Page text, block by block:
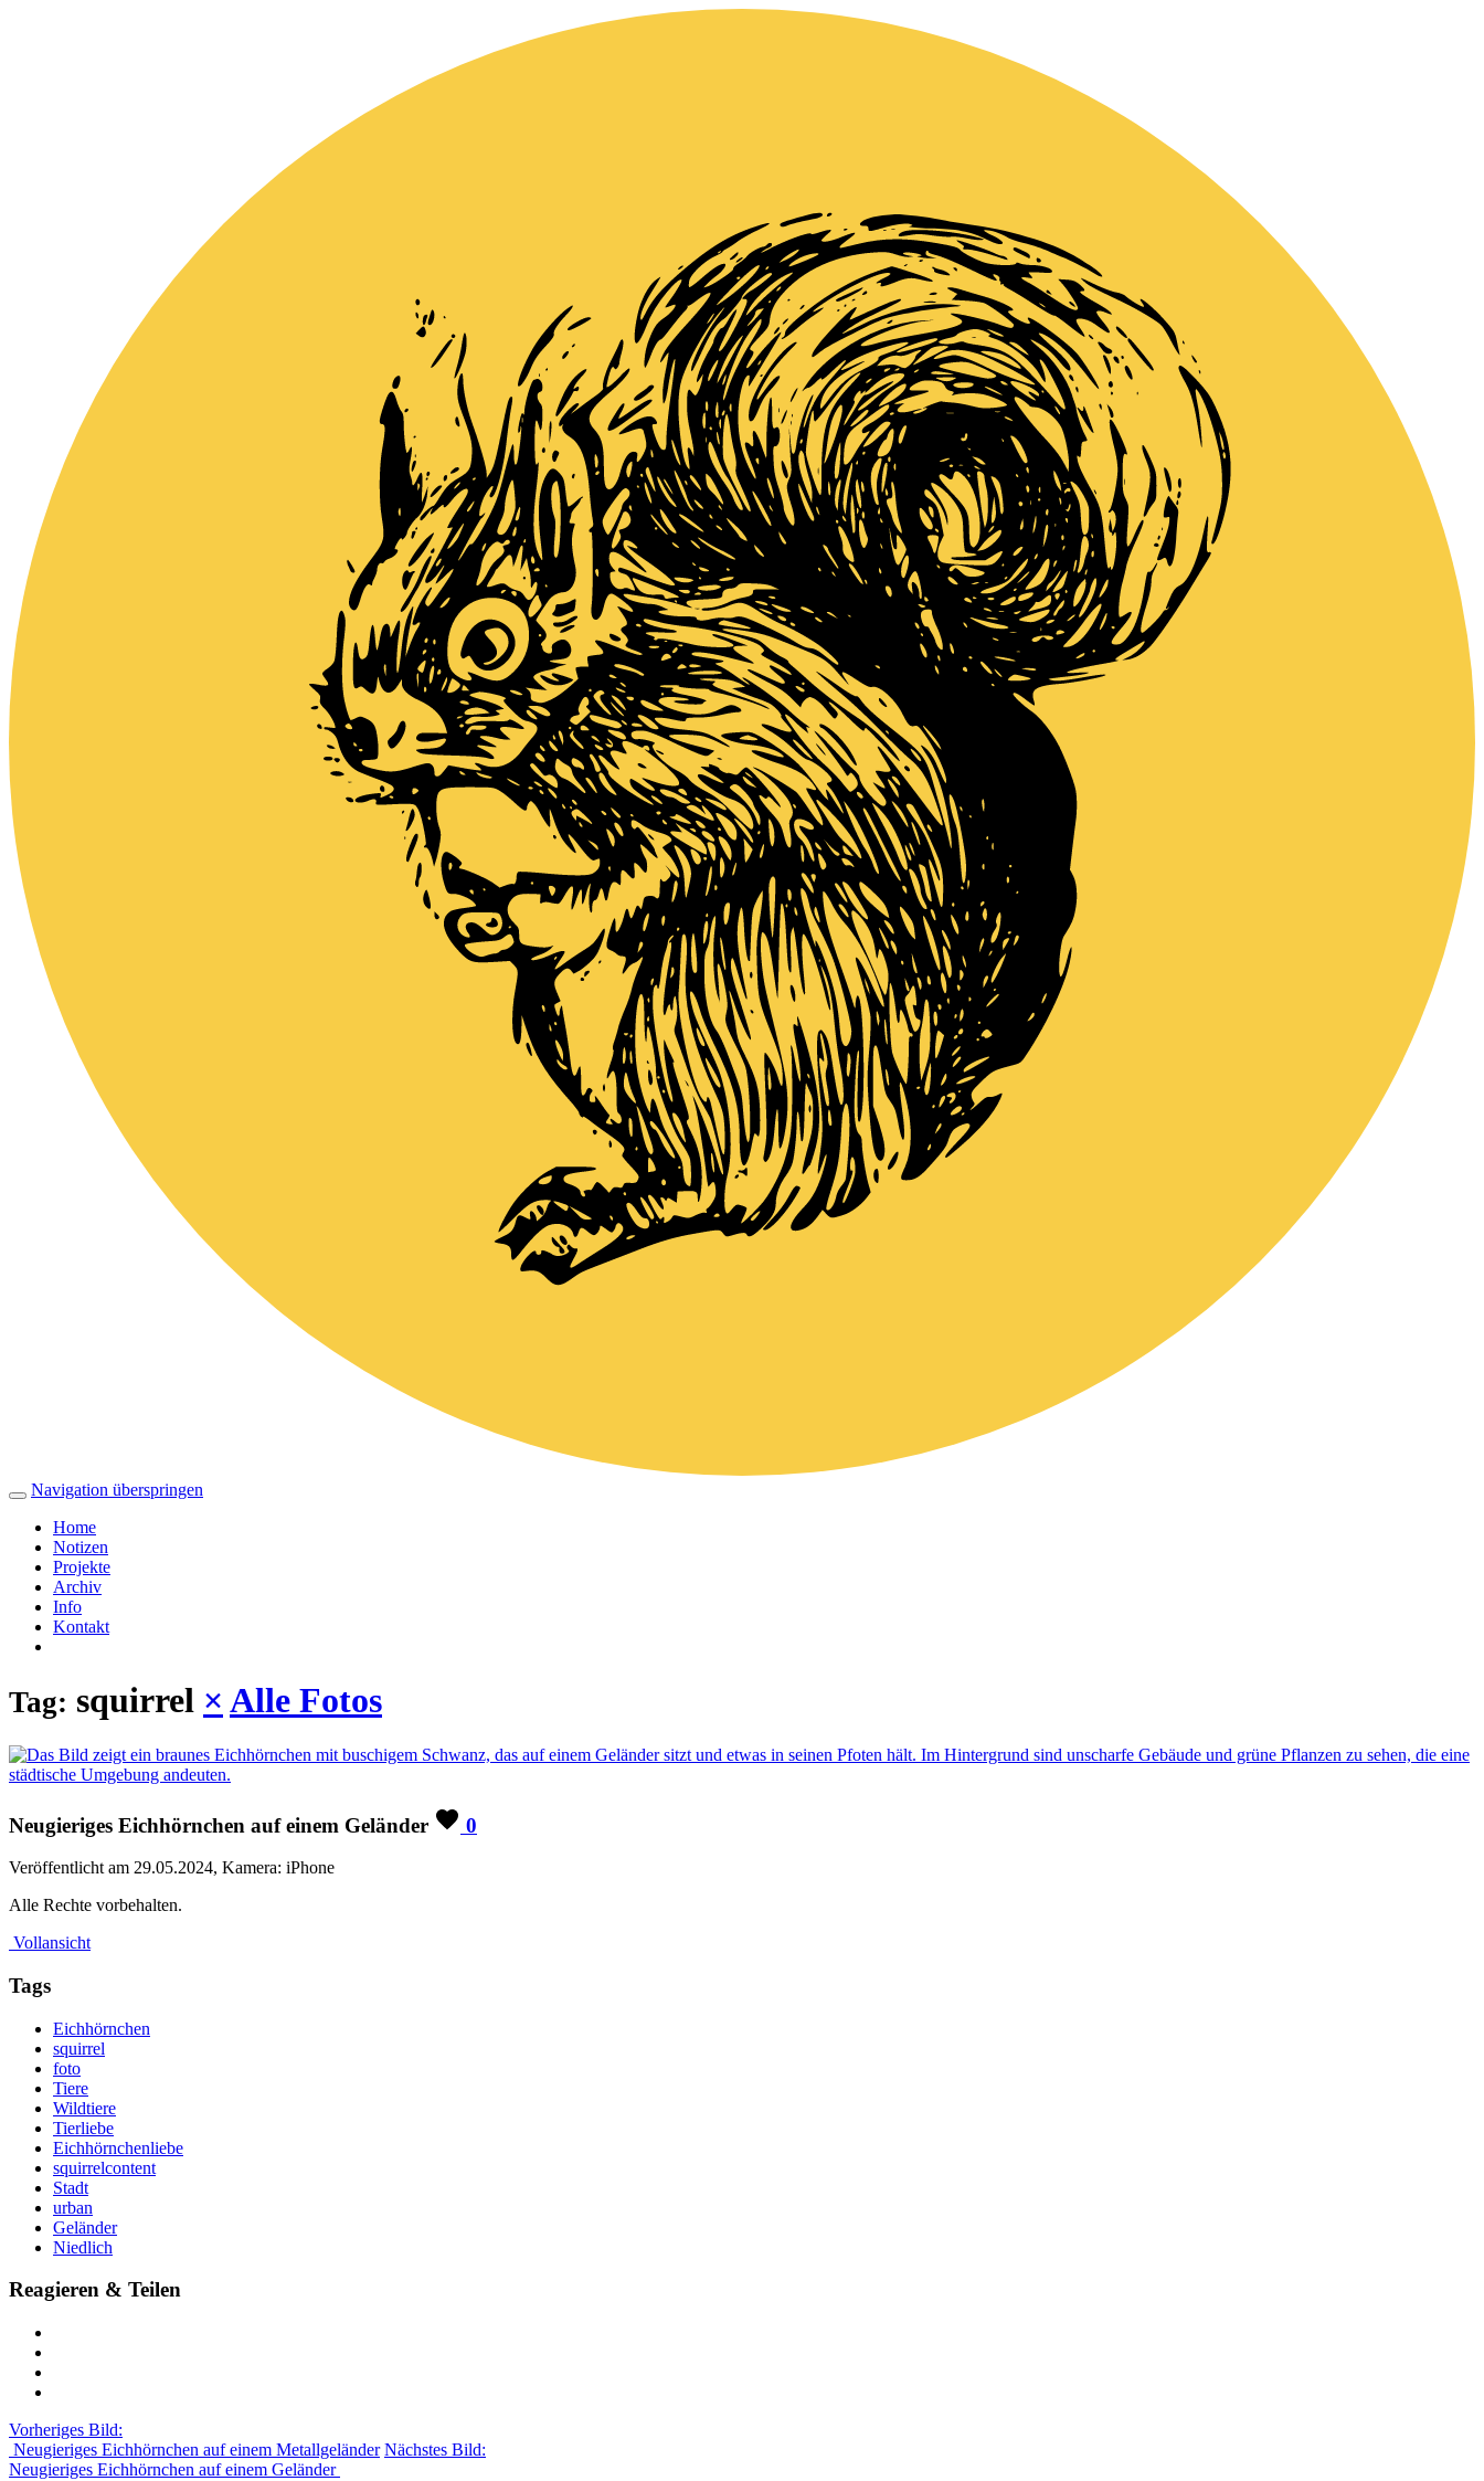
Navigation überspringen
Home
Notizen
Projekte
Archiv
Info
Kontakt
Tag: squirrel × Alle Fotos
Neugieriges Eichhörnchen auf einem Geländer 0
Veröffentlicht am 29.05.2024, Kamera: iPhone
Alle Rechte vorbehalten.
Vollansicht
Tags
Eichhörnchen
squirrel
foto
Tiere
Wildtiere
Tierliebe
Eichhörnchenliebe
squirrelcontent
Stadt
urban
Geländer
Niedlich
Reagieren & Teilen
Vorheriges Bild:
Neugieriges Eichhörnchen auf einem Metallgeländer Nächstes Bild:
Neugieriges Eichhörnchen auf einem Geländer